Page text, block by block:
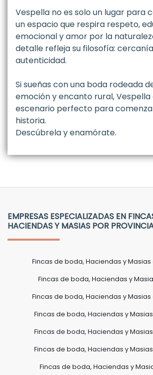
Vespella no es solo un lugar para
un espacio que respira respeto,
emocional y amor por la
detalle refleja su filosofía:
autenticidad.
Si sueñas con una boda rodeada
emoción y encanto rural, Vespella
escenario perfecto para
historia.
Descúbrela y enamórate.
EMPRESAS ESPECIALIZADAS EN
HACIENDAS Y MASIAS POR
Fincas de boda, Haciendas y Masias
Fincas de boda, Haciendas y
Fincas de boda, Haciendas y
Fincas de boda, Haciendas y
Fincas de boda, Haciendas y
Fincas de boda, Haciendas y
Fincas de boda, Haciendas y